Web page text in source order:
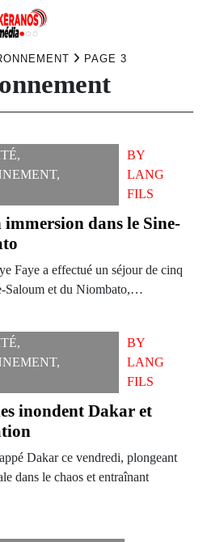
PAGE 3
,
,
BY
LANG
FILS
dans le Sine-
Faye a effectué un séjour de cinq
Saloum et du Niombato,…
,
,
BY
LANG
FILS
inondent Dakar et
Dakar ce vendredi, plongeant
dans le chaos et entraînant